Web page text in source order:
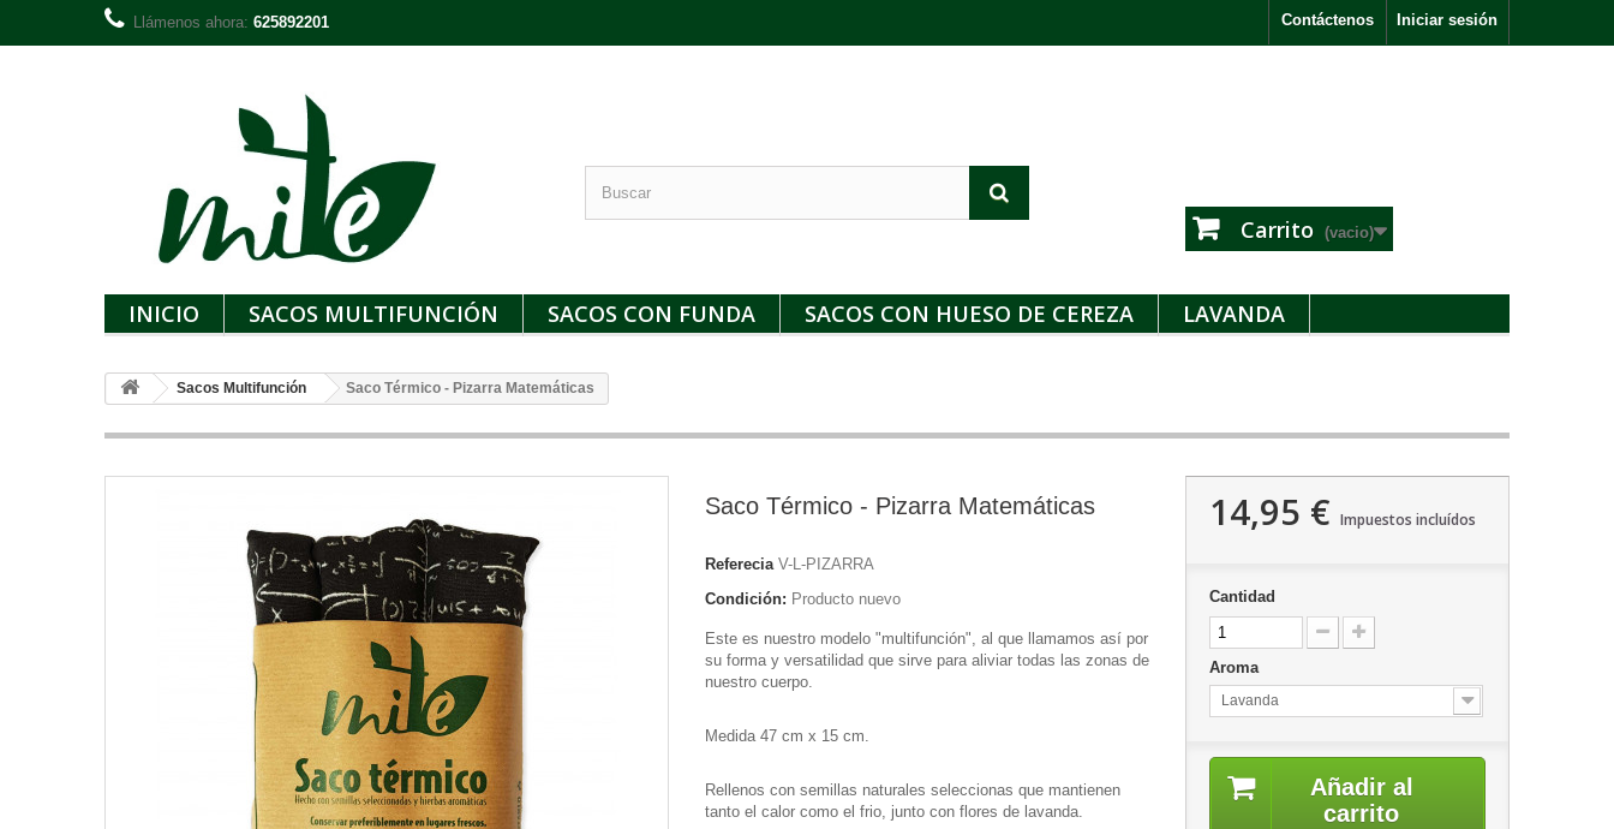
Iniciar sesión
Contáctenos
Llámenos ahora: 625892201
Carrito (vacio)
INICIO SACOS MULTIFUNCIÓN SACOS CON FUNDA SACOS CON HUESO DE CEREZA LAVANDA
Sacos Multifunción Saco Térmico - Pizarra Matemáticas
Saco Térmico - Pizarra Matemáticas
Referecia V-L-PIZARRA
Condición: Producto nuevo
Este es nuestro modelo "multifunción", al que llamamos así por
su forma y versatilidad que sirve para aliviar todas las zonas de
nuestro cuerpo.
Medida 47 cm x 15 cm.
Rellenos con semillas naturales seleccionas que mantienen
tanto el calor como el frio, junto con flores de lavanda.
14,95 € Impuestos incluídos
Cantidad
Aroma
Lavanda
Añadir al
carrito